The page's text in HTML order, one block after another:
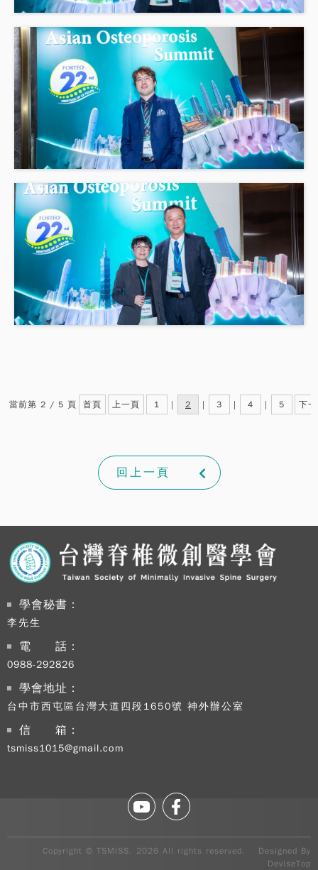
當前第 2 / 5 頁 首頁 上一頁 1 | 2 | 3 | 4 | 5 下
回上一頁
學會秘書：
李先生
電 話：
0988-292826
學會地址：
台中市西屯區台灣大道四段1650號 神外辦公室
信 箱：
tsmiss1015@gmail.com
Copyright © TSMISS. 2026 All rights reserved. Designed By
DeviseTop